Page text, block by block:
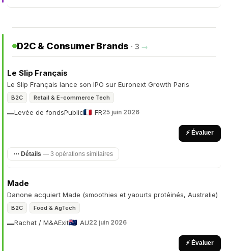
D2C & Consumer Brands · 3 →
Le Slip Français
Le Slip Français lance son IPO sur Euronext Growth Paris
B2C Retail & E-commerce Tech
Levée de fonds
— Public FR25 juin 2026
⚡ Évaluer
⋯ Détails — 3 opérations similaires
Made
Danone acquiert Made (smoothies et yaourts protéinés, Australie)
B2C Food & AgTech
Rachat / M&A
— Exit AU22 juin 2026
⚡ Évaluer